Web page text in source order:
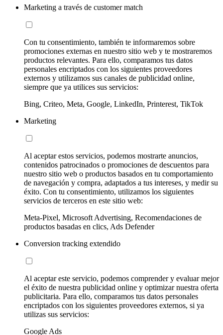
Marketing a través de customer match
Con tu consentimiento, también te informaremos sobre
promociones externas en nuestro sitio web y te mostraremos
productos relevantes. Para ello, comparamos tus datos
personales encriptados con los siguientes proveedores
externos y utilizamos sus canales de publicidad online,
siempre que ya utilices sus servicios:
Bing, Criteo, Meta, Google, LinkedIn, Printerest, TikTok
Marketing
Al aceptar estos servicios, podemos mostrarte anuncios,
contenidos patrocinados o promociones de descuentos para
nuestro sitio web o productos basados en tu comportamiento
de navegación y compra, adaptados a tus intereses, y medir su
éxito. Con tu consentimiento, utilizamos los siguientes
servicios de terceros en este sitio web:
Meta-Pixel, Microsoft Advertising, Recomendaciones de
productos basadas en clics, Ads Defender
Conversion tracking extendido
Al aceptar este servicio, podemos comprender y evaluar mejor
el éxito de nuestra publicidad online y optimizar nuestra oferta
publicitaria. Para ello, comparamos tus datos personales
encriptados con los siguientes proveedores externos, si ya
utilizas sus servicios:
Google Ads